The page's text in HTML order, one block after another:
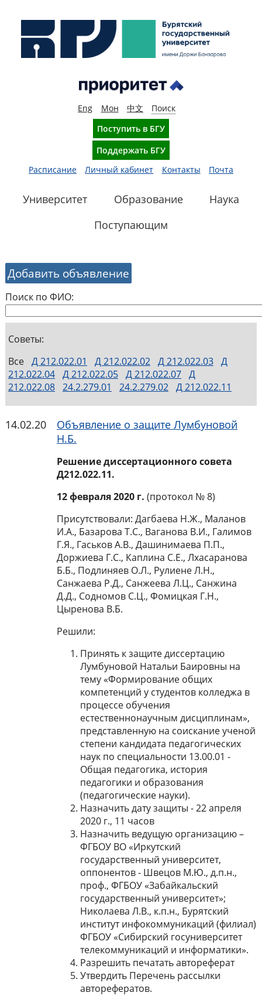
Eng Мон 中文
Поиск
Поступить в БГУ
Поддержать БГУ
Расписание
Личный кабинет Контакты Почта
Университет Образование
Наука
Поступающим
Добавить объявление
Поиск по ФИО:
Советы:
Все Д 212.022.01 Д 212.022.02 Д 212.022.03 Д
212.022.04 Д 212.022.05 Д 212.022.07 Д
212.022.08 24.2.279.01 24.2.279.02 Д 212.022.11
14.02.20
Объявление о защите Лумбуновой
Н.Б.
Решение диссертационного совета
Д212.022.11.
12 февраля 2020 г. (протокол № 8)
Присутствовали: Дагбаева Н.Ж., Маланов
И.А., Базарова Т.С., Ваганова В.И., Галимов
Г.Я., Гаськов А.В., Дашинимаева П.П.,
Доржиева Г.С., Каплина С.Е., Лхасаранова
Б.Б., Подлиняев О.Л., Рулиене Л.Н.,
Санжаева Р.Д., Санжеева Л.Ц., Санжина
Д.Д., Содномов С.Ц., Фомицкая Г.Н.,
Цыренова В.Б.
Решили:
Принять к защите диссертацию
Лумбуновой Натальи Баировны на
тему «Формирование общих
компетенций у студентов колледжа в
процессе обучения
естественнонаучным дисциплинам»,
представленную на соискание ученой
степени кандидата педагогических
наук по специальности 13.00.01 -
Общая педагогика, история
педагогики и образования
(педагогические науки).
Назначить дату защиты - 22 апреля
2020 г., 11 часов
Назначить ведущую организацию –
ФГБОУ ВО «Иркутский
государственный университет,
оппонентов - Швецов М.Ю., д.п.н.,
проф., ФГБОУ «Забайкальский
государственный университет»;
Николаева Л.В., к.п.н., Бурятский
институт инфокоммуникаций (филиал)
ФГБОУ «Сибирский госуниверситет
телекоммуникаций и информатики».
Разрешить печатать автореферат
Утвердить Перечень рассылки
авторефератов.